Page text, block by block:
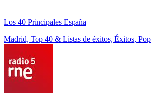
Los 40 Principales España
Madrid, Top 40 & Listas de éxitos, Éxitos, Pop